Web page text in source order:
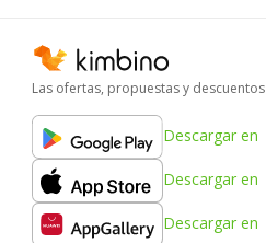
Las ofertas, propuestas y descuentos
Descargar en
Descargar en
Descargar en